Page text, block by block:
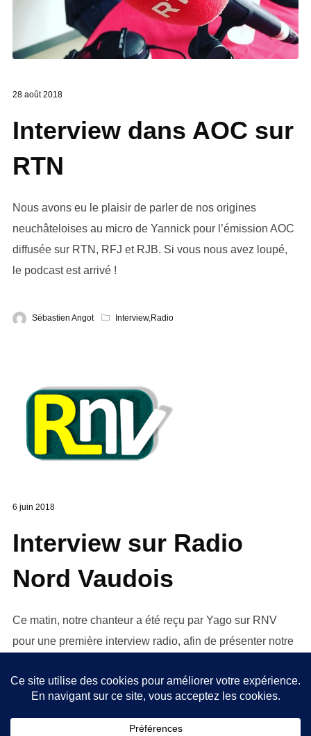
28 août 2018
Interview dans AOC sur
RTN
Nous avons eu le plaisir de parler de nos origines
neuchâteloises au micro de Yannick pour l’émission AOC
diffusée sur RTN, RFJ et RJB. Si vous nous avez loupé,
le podcast est arrivé !
Sébastien Angot Interview,Radio
6 juin 2018
Interview sur Radio
Nord Vaudois
Ce matin, notre chanteur a été reçu par Yago sur RNV
pour une première interview radio, afin de présenter notre
Podcast sur http://replay.radionv.ch/podcast.php?id=155
Annonce de concert